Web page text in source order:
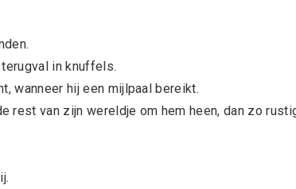
in knuffels.
wanneer hij een mijlpaal bereikt.
rest van zijn wereldje om hem heen, dan zo